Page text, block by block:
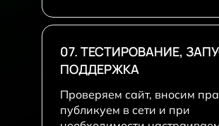
07. ТЕСТИРОВАНИЕ,
ПОДДЕРЖКА
Проверяем сайт, вносим
публикуем в сети и при